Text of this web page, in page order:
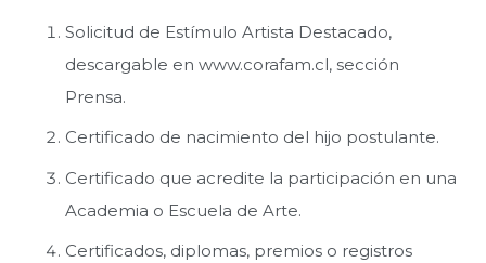
Solicitud de Estímulo Artista Destacado,
descargable en www.corafam.cl, sección
Prensa.
Certificado de nacimiento del hijo postulante.
Certificado que acredite la participación en una
Academia o Escuela de Arte.
Certificados, diplomas, premios o registros